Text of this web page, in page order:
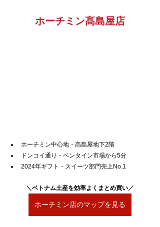
ホーチミン髙島屋店
ホーチミン中心地・高島屋地下2階
ドンコイ通り・ベンタイン市場から5分
2024年ギフト・スイーツ部門売上No.1
＼ ベトナム土産を効率よくまとめ買い ／
ホーチミン店のマップを見る